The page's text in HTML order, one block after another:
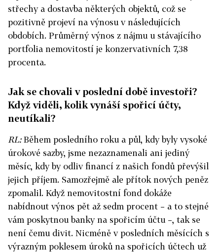
střechy a dostavba některých objektů, což se
pozitivně projeví na výnosu v následujících
obdobích. Průměrný výnos z nájmu u stávajícího
portfolia nemovitostí je konzervativních 7,38
procenta.
Jak se chovali v poslední době investoři?
Když viděli, kolik vynáší spořicí účty,
neutíkali?
RL:Během posledního roku a půl, kdy byly vysoké
úrokové sazby, jsme nezaznamenali ani jediný
měsíc, kdy by odliv financí z našich fondů převýšil
jejich příjem. Samozřejmě ale přítok nových peněz
zpomalil. Když nemovitostní fond dokáže
nabídnout výnos pět až sedm procent – a to stejné
vám poskytnou banky na spořicím účtu –, tak se
není čemu divit. Nicméně v posledních měsících s
výrazným poklesem úroků na spořicích účtech už